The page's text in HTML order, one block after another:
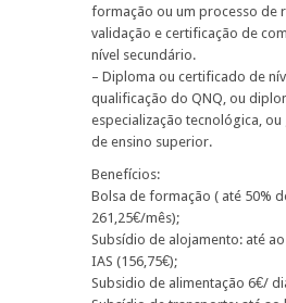
formação ou um processo de
validação e certificação de
nível secundário.
– Diploma ou certificado de
qualificação do QNQ, ou
especialização tecnológica,
de ensino superior.
Benefícios:
Bolsa de formação ( até 50%
261,25€/mês);
Subsídio de alojamento: até
IAS (156,75€);
Subsidio de alimentação 6€/